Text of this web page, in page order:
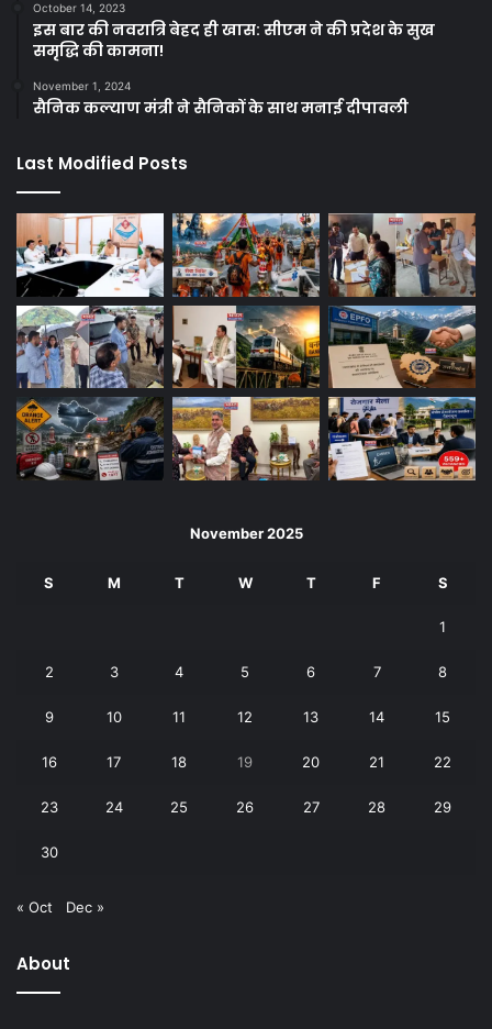
October 14, 2023
इस बार की नवरात्रि बेहद ही खास: सीएम ने की प्रदेश के सुख
समृद्धि की कामना!
November 1, 2024
सैनिक कल्याण मंत्री ने सैनिकों के साथ मनाई दीपावली
Last Modified Posts
November 2025
S M T W T F S
1
2 3 4 5 6 7 8
9 10 11 12 13 14 15
16 17 18 19 20 21 22
23 24 25 26 27 28 29
30
« Oct Dec »
About